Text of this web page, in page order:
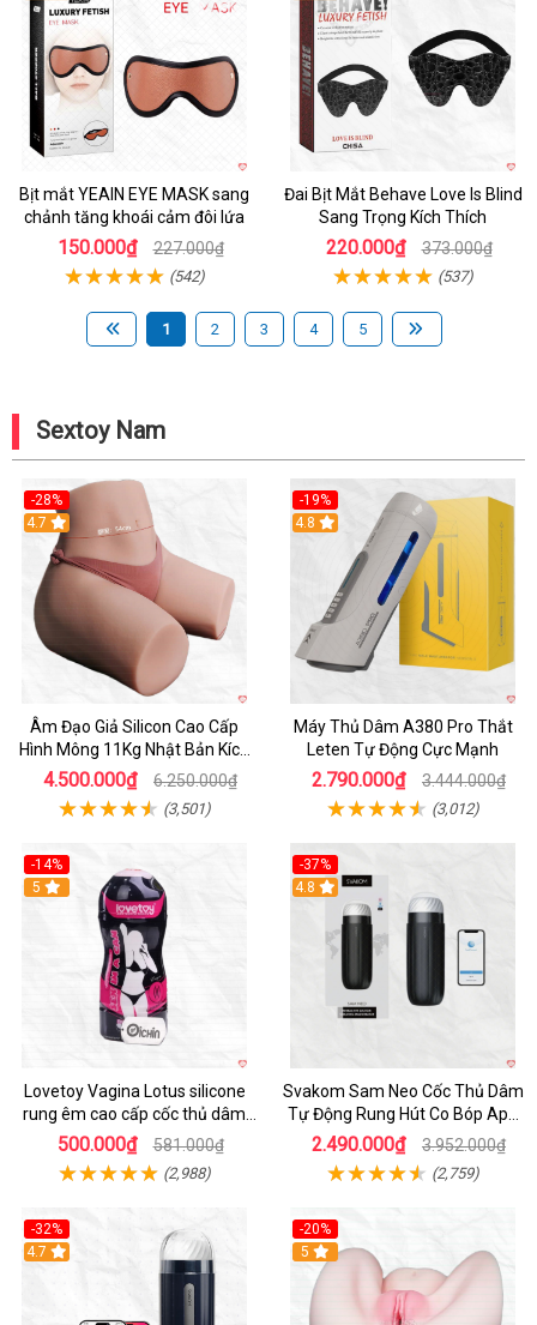
Bịt mắt YEAIN EYE MASK sang
chảnh tăng khoái cảm đôi lứa
150.000₫ 227.000₫
(542)
Đai Bịt Mắt Behave Love Is Blind
Sang Trọng Kích Thích
220.000₫ 373.000₫
(537)
1 2 3 4 5
Sextoy Nam
-28%
4.7
Âm Đạo Giả Silicon Cao Cấp
Hình Mông 11Kg Nhật Bản Kích
Thước Như Thật
4.500.000₫ 6.250.000₫
(3,501)
-19%
Hot
4.8
Máy Thủ Dâm A380 Pro Thắt
Leten Tự Động Cực Mạnh
2.790.000₫ 3.444.000₫
(3,012)
-14%
Hot
5
Lovetoy Vagina Lotus silicone
rung êm cao cấp cốc thủ dâm
nam
500.000₫ 581.000₫
(2,988)
-37%
4.8
Svakom Sam Neo Cốc Thủ Dâm
Tự Động Rung Hút Co Bóp App
Điều Khiển
2.490.000₫ 3.952.000₫
(2,759)
-32%
Hot
4.7
-20%
Hot
5